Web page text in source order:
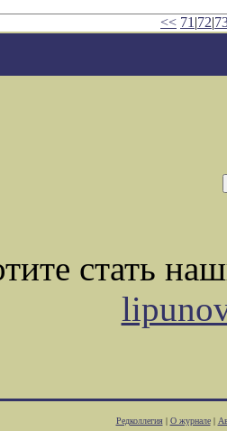
<< 71 |72|
стать
Редколлегия| О журнале|